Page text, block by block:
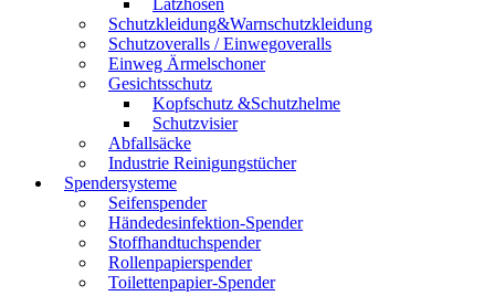
Latzhosen
Schutzkleidung&Warnschutzkleidung
Schutzoveralls / Einwegoveralls
Einweg Ärmelschoner
Gesichtsschutz
Kopfschutz &Schutzhelme
Schutzvisier
Abfallsäcke
Industrie Reinigungstücher
Spendersysteme
Seifenspender
Händedesinfektion-Spender
Stoffhandtuchspender
Rollenpapierspender
Toilettenpapier-Spender